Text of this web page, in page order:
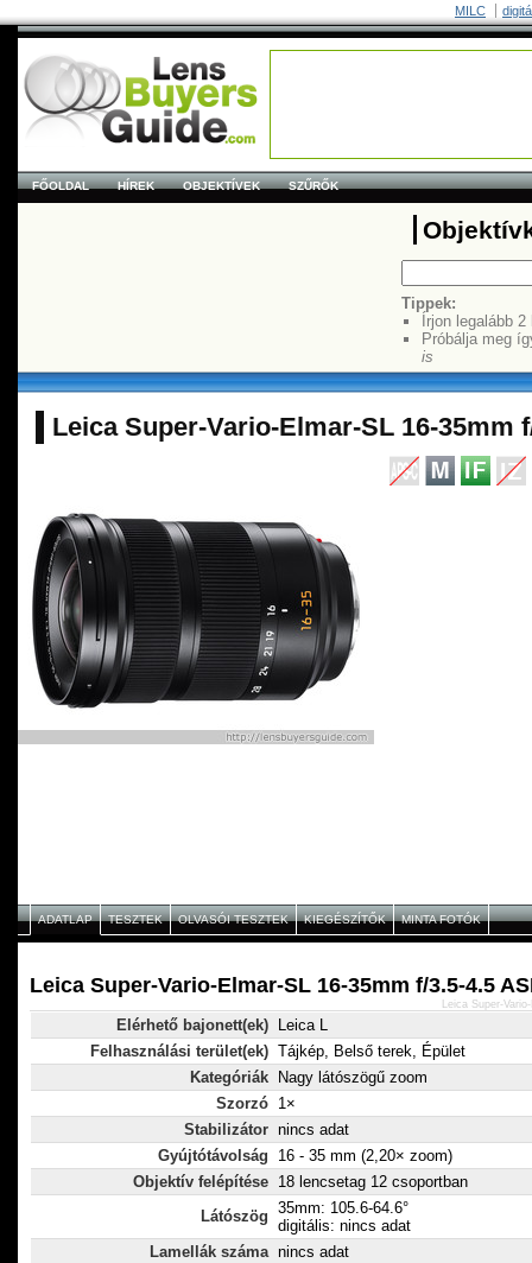
MILC
FŐOLDAL HÍREK OBJEKTÍVEK SZŰRŐK
Tippek:
Írjon legalább
Próbálja meg
is
Leica Super-Vario-Elmar-SL 16-35mm
ADATLAP TESZTEK OLVASÓI TESZTEK KIEGÉSZÍTŐK MINTA FOTÓK
Leica Super-Vario-Elmar-SL 16-35mm f/3.5-4.5
Elérhető bajonett(ek)
Leica L
Felhasználási terület(ek) Tájkép, Belső terek, Épület
Kategóriák
Nagy látószögű zoom
Szorzó 1×
Stabilizátor nincs adat
Gyújtótávolság
16 - 35 mm (2,20× zoom)
Objektív felépítése 18 lencsetag 12 csoportban
Látószög 35mm: 105.6-64.6°
digitális: nincs adat
Lamellák száma nincs adat
Leica Super-